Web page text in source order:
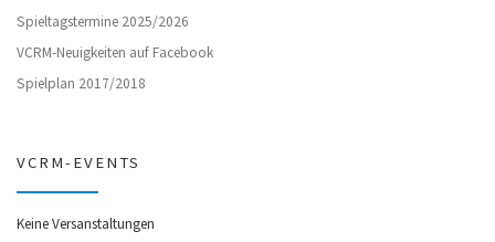
Spieltagstermine 2025/2026
VCRM-Neuigkeiten auf Facebook
Spielplan 2017/2018
VCRM-EVENTS
Keine Versanstaltungen